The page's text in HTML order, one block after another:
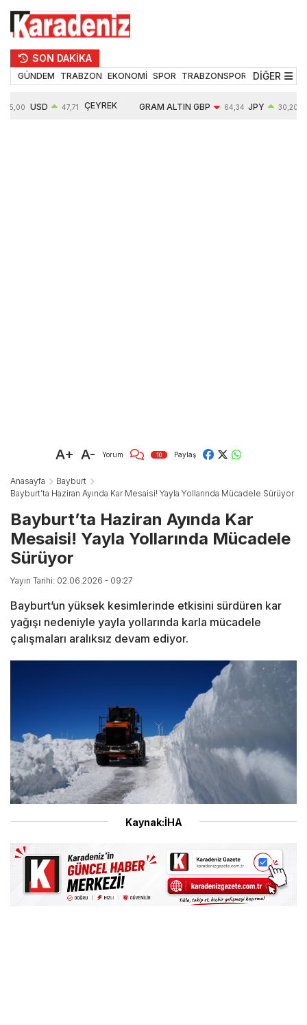
SON DAKİKA
GÜNDEM TRABZON EKONOMİ SPOR TRABZONSPOR TEKNOLOJİ
DİĞER
55,00 USD 47,71 ÇEYREK GRAM ALTIN GBP 64,34 JPY 30,20
A+ A- Yorum 10 Paylaş
Anasayfa
Bayburt
Bayburt’ta Haziran Ayında Kar Mesaisi! Yayla Yollarında Mücadele Sürüyor
Bayburt’ta Haziran Ayında Kar
Mesaisi! Yayla Yollarında Mücadele
Sürüyor
Yayın Tarihi: 02.06.2026 - 09:27
Bayburt’un yüksek kesimlerinde etkisini sürdüren kar
yağışı nedeniyle yayla yollarında karla mücadele
çalışmaları aralıksız devam ediyor.
Kaynak:İHA